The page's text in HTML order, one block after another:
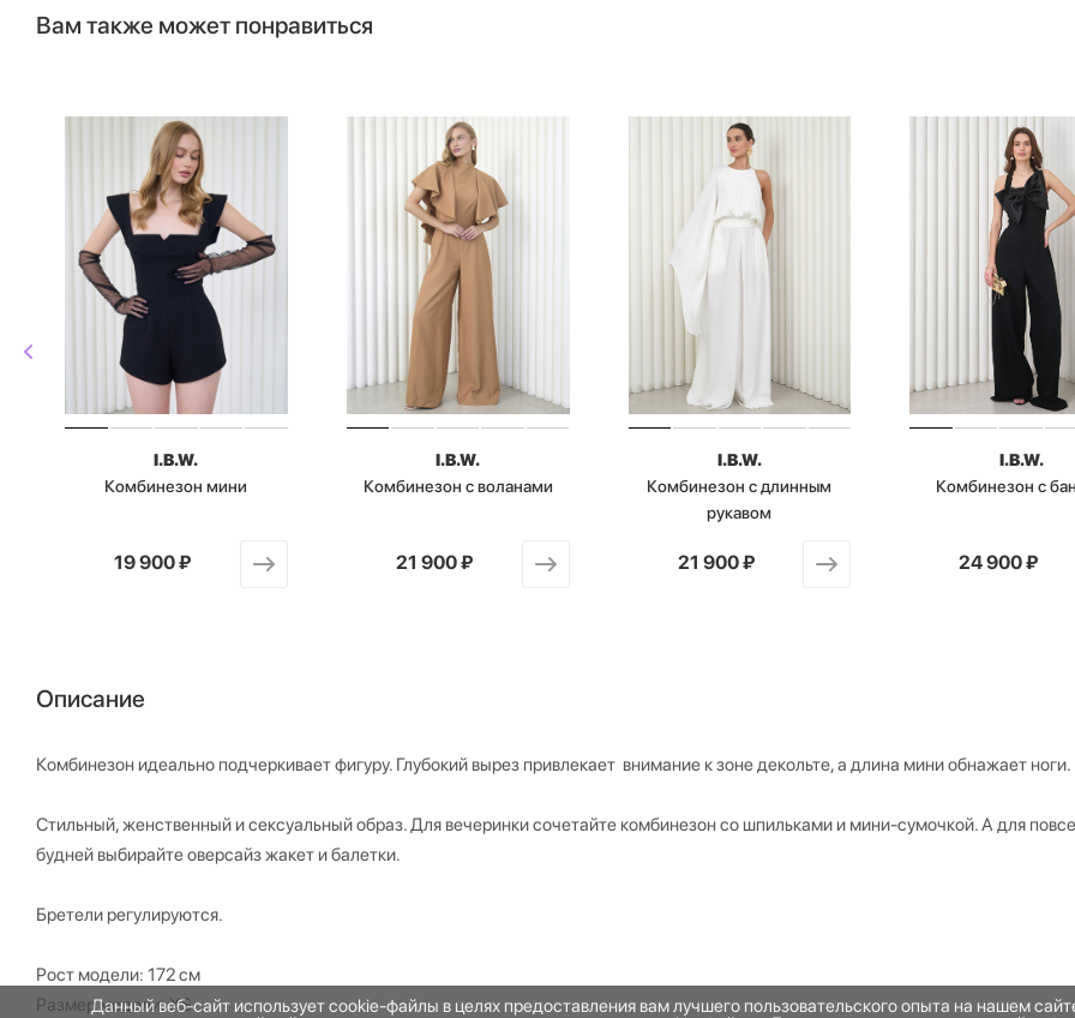
Вам также может понравиться
I.B.W.
Комбинезон мини
от19 900 ₽
I.B.W.
Комбинезон с воланами
от21 900 ₽
I.B.W.
Комбинезон с длинным
рукавом
21 900 ₽
I.B.W.
Комбинезон с
24 900 ₽
Описание
Комбинезон идеально подчеркивает фигуру. Глубокий вырез привлекает внимание к зоне декольте, а длина мини обнажает ноги.
Стильный, женственный и сексуальный образ. Для вечеринки сочетайте комбинезон со шпильками и мини-сумочкой. А для
будней выбирайте оверсайз жакет и балетки.
Бретели регулируются.
Рост модели: 172 см
Размер модели: XS
Данный веб-сайт использует cookie-файлы в целях предоставления вам лучшего пользовательского опыта на нашем